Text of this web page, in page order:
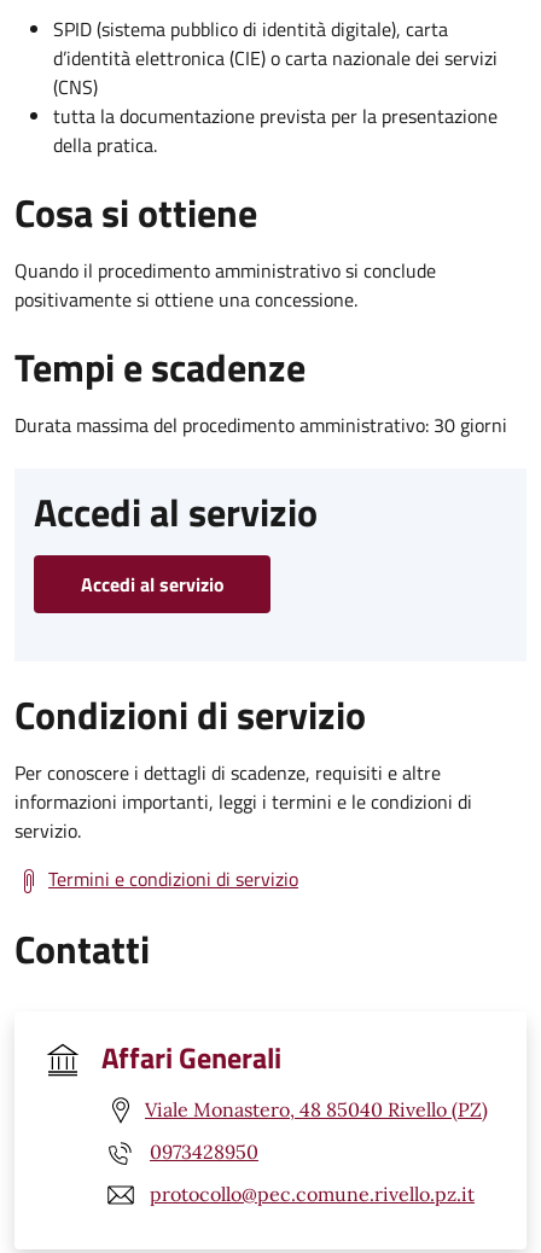
SPID (sistema pubblico di identità digitale), carta
d’identità elettronica (CIE) o carta nazionale dei servizi
(CNS)
tutta la documentazione prevista per la presentazione
della pratica.
Cosa si ottiene
Quando il procedimento amministrativo si conclude
positivamente si ottiene una concessione.
Tempi e scadenze
Durata massima del procedimento amministrativo: 30 giorni
Accedi al servizio
Accedi al servizio
Condizioni di servizio
Per conoscere i dettagli di scadenze, requisiti e altre
informazioni importanti, leggi i termini e le condizioni di
servizio.
Termini e condizioni di servizio
Contatti
Affari Generali
Viale Monastero, 48 85040 Rivello (PZ)
0973428950
protocollo@pec.comune.rivello.pz.it